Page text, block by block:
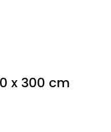
x 300 cm